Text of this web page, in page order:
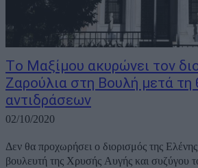
Tο Μαξίμου ακυρώνει τον
Ζαρούλια στη Βουλή μετά τη
αντιδράσεων
02/10/2020
Δεν θα προχωρήσει ο διορισμός της
βουλευτή της Χρυσής Αυγής και συζύγου